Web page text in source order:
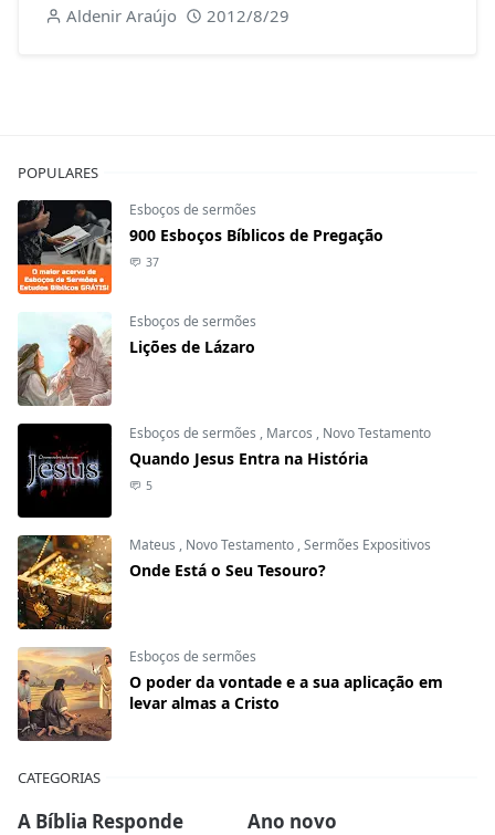
Aldenir Araújo 2012/8/29
POPULARES
Esboços de sermões
900 Esboços Bíblicos de Pregação
37
Esboços de sermões
Lições de Lázaro
Esboços de sermões , Marcos , Novo Testamento
Quando Jesus Entra na História
5
Mateus , Novo Testamento ,Sermões Expositivos
Onde Está o Seu Tesouro?
Esboços de sermões
O poder da vontade e a sua aplicação em
levar almas a Cristo
CATEGORIAS
A Bíblia Responde
Ano novo